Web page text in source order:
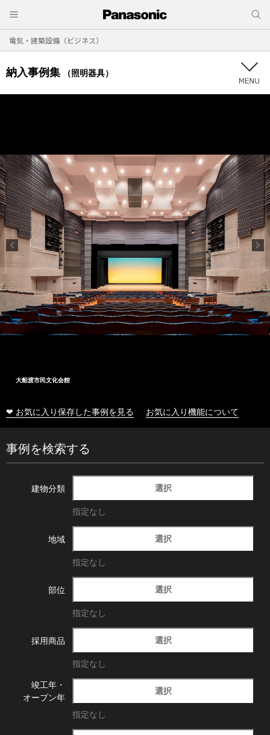
電気・建築設備（ビジネス）
納入事例集 （照明器具）
大船渡市民文化会館
❤ お気に入り保存した事例を見る お気に入り機能について
事例を検索する
建物分類 選択
指定なし
地域 選択
指定なし
部位 選択
指定なし
採用商品 選択
指定なし
竣工年・
オープン年
選択
指定なし